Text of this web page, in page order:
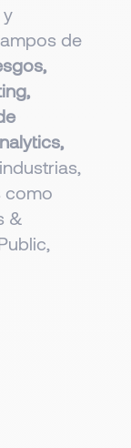
y
de
como
&